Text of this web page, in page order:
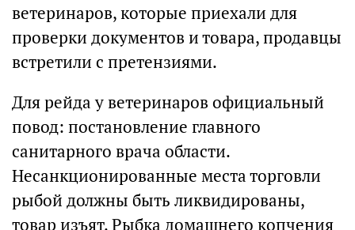
ветеринаров, которые приехали для
проверки документов и товара, продавцы
встретили с претензиями.
Для рейда у ветеринаров официальный
повод: постановление главного
санитарного врача области.
Несанкционированные места торговли
рыбой должны быть ликвидированы,
товар изъят. Рыбка домашнего копчения